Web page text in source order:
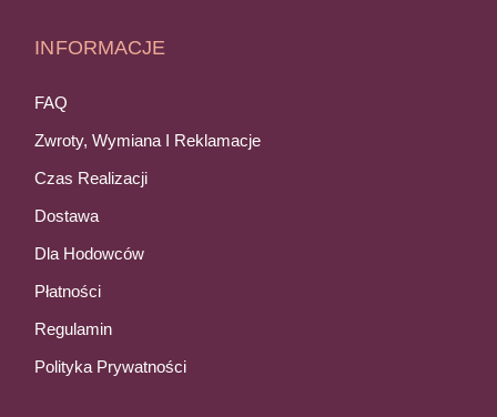
INFORMACJE
FAQ
Zwroty, Wymiana I Reklamacje
Czas Realizacji
Dostawa
Dla Hodowców
Płatności
Regulamin
Polityka Prywatności